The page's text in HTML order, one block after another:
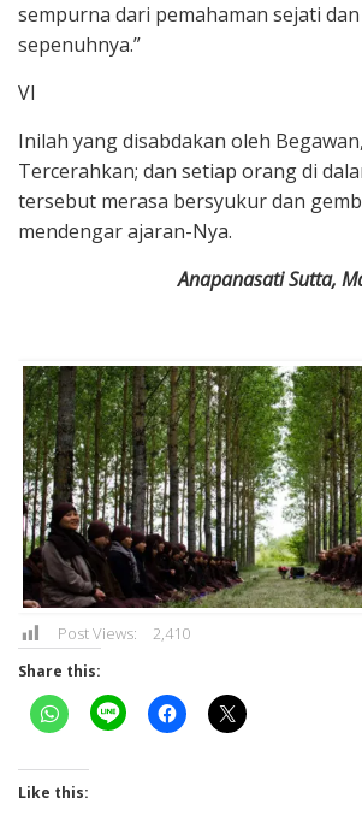
sempurna dari pemahaman sejati
sepenuhnya.”
VI
Inilah yang disabdakan oleh
Tercerahkan; dan setiap orang di
tersebut merasa bersyukur dan
mendengar ajaran-Nya.
Anapanasati Sutta,
Post Views: 2,410
Share this:
Like this: